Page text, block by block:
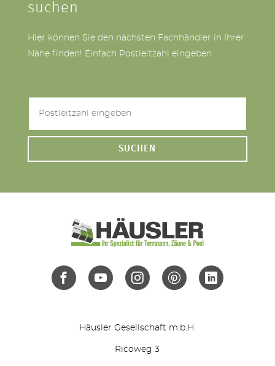
suchen
Hier können Sie den nächsten Fachhändler in Ihrer
Nähe finden! Einfach Postleitzahl eingeben.
SUCHEN
Häusler Gesellschaft m.b.H.
Ricoweg 3